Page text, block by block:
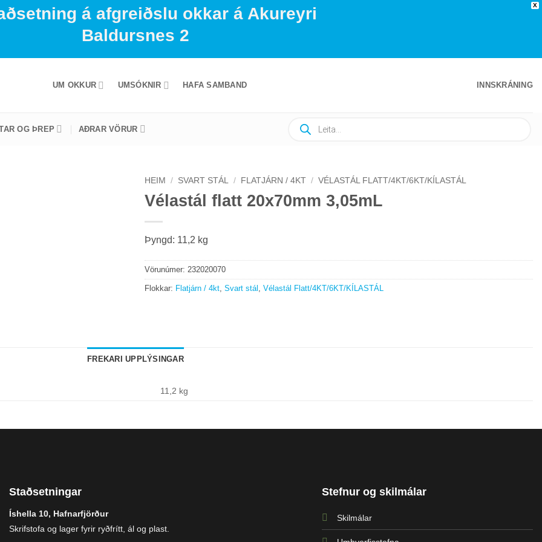
X
á afgreiðslu okkar á Akureyri
Baldursnes 2
UM OKKUR UMSÓKNIR HAFA SAMBAND INNSKRÁNING
OG ÞREP AÐRAR VÖRUR
search
HEIM / SVART STÁL / FLATJÁRN / 4KT / VÉLASTÁL FLATT/4KT/6KT/KÍLASTÁL
Vélastál flatt 20x70mm 3,05mL
Þyngd: 11,2 kg
Vörunúmer: 232020070
Flokkar: Flatjárn / 4kt Svart stál Vélastál Flatt/4KT/6KT/KÍLASTÁL
FREKARI UPPLÝSINGAR
11,2 kg
Staðsetningar
Íshella 10, Hafnarfjörður
Skrifstofa og lager fyrir ryðfrítt, ál og plast.
Stefnur og skilmálar
Skilmálar